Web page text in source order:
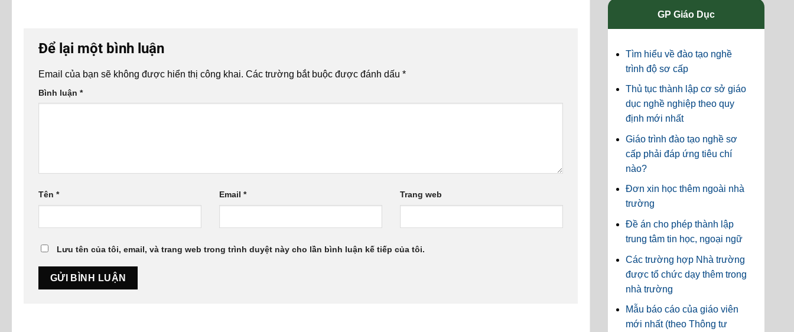
trở lên
Để lại một bình luận
Email của bạn sẽ không được hiển thị công khai. Các trường bắt buộc được đánh dấu *
Bình luận *
Tên * Email * Trang web
Lưu tên của tôi, email, và trang web trong trình duyệt này cho lần bình luận kế tiếp của tôi.
GP Giáo Dục
Tìm hiểu về đào tạo nghề
trình độ sơ cấp
Thủ tục thành lập cơ sở giáo
dục nghề nghiệp theo quy
định mới nhất
Giáo trình đào tạo nghề sơ
cấp phải đáp ứng tiêu chí
nào?
Đơn xin học thêm ngoài nhà
trường
Đề án cho phép thành lập
trung tâm tin học, ngoại ngữ
Các trường hợp Nhà trường
được tổ chức dạy thêm trong
nhà trường
Mẫu báo cáo của giáo viên
mới nhất (theo Thông tư